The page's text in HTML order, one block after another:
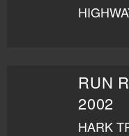
RUN
2002
HARK